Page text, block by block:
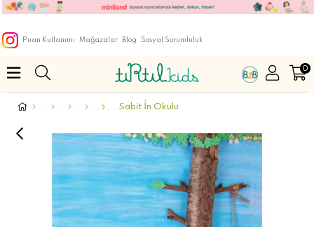
Puan Kullanımı Mağazalar Blog Sosyal Sorumluluk
0
Sabit İn Okulu